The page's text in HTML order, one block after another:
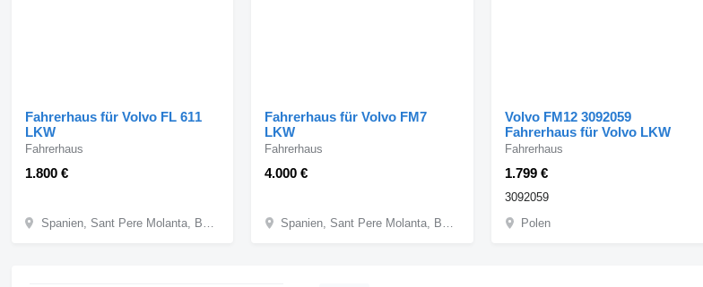
Fahrerhaus für Volvo FL 611
LKW
1.800 €
Fahrerhaus
Fahrerhaus für Volvo FM7
LKW
4.000 €
Fahrerhaus
Volvo FM12 3092059
Fahrerhaus für Volvo LKW
1.799 €
Fahrerhaus
3092059
Polen